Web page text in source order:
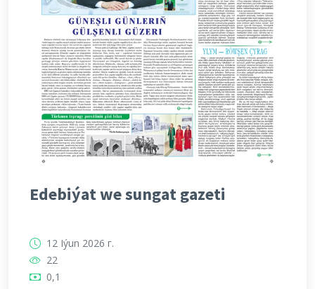
Edebiýat we sungat gazeti
12 Iýun 2026 г.
22
0,1